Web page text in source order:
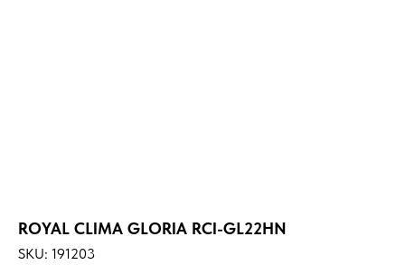
ROYAL CLIMA GLORIA RCI-GL22HN
SKU: 191203